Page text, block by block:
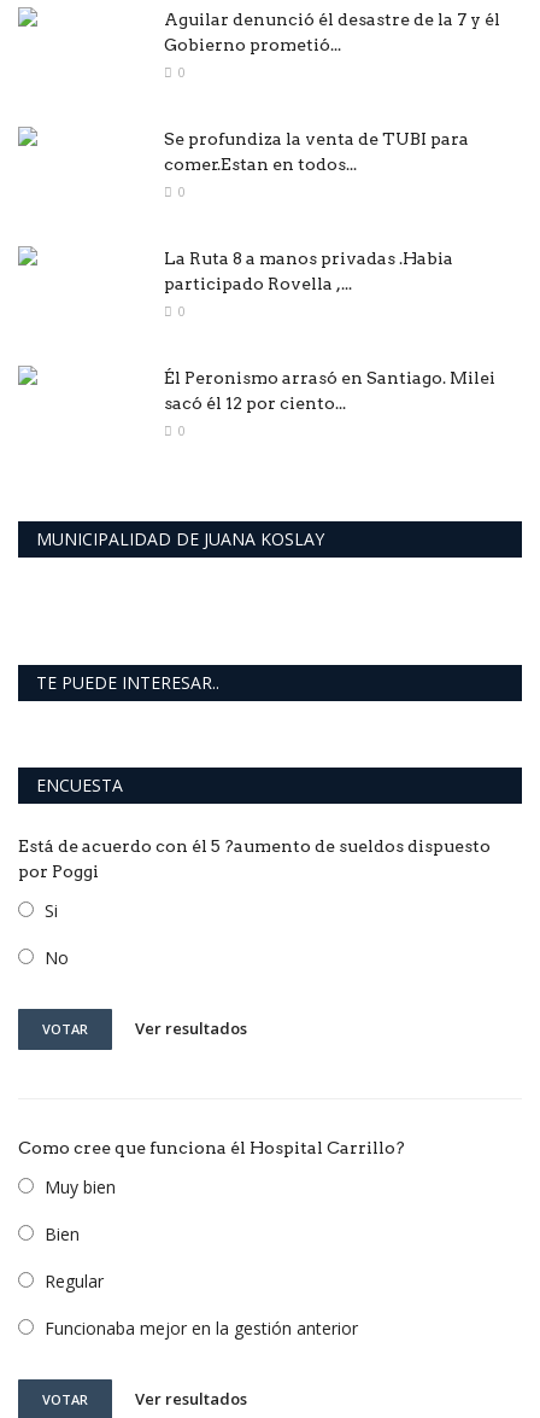
Aguilar denunció él desastre de la 7 y él
Gobierno prometió...
0
Se profundiza la venta de TUBI para
comer.Estan en todos...
0
La Ruta 8 a manos privadas .Habia
participado Rovella ,...
0
Él Peronismo arrasó en Santiago. Milei
sacó él 12 por ciento...
0
MUNICIPALIDAD DE JUANA KOSLAY
TE PUEDE INTERESAR..
ENCUESTA
Está de acuerdo con él 5 ?aumento de sueldos dispuesto
por Poggi
Si
No
VOTAR Ver resultados
Como cree que funciona él Hospital Carrillo?
Muy bien
Bien
Regular
Funcionaba mejor en la gestión anterior
VOTAR Ver resultados